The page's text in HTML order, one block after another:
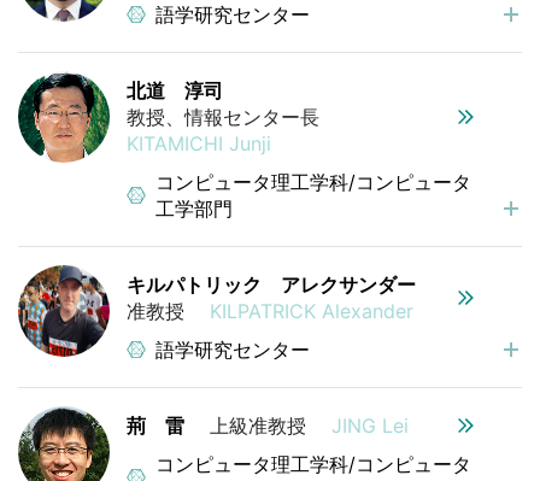
語学研究センター
北道 淳司
教授、情報センター長
KITAMICHI Junji
コンピュータ理工学科/コンピュータ
工学部門
キルパトリック アレクサンダー
准教授
KILPATRICK Alexander
語学研究センター
荊 雷 上級准教授
JING Lei
コンピュータ理工学科/コンピュータ